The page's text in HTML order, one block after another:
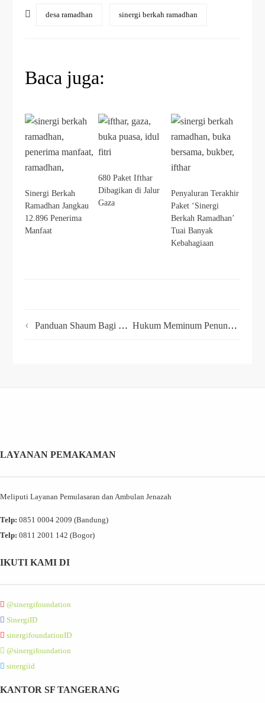
desa ramadhan sinergi berkah ramadhan
Baca juga:
Sinergi Berkah
Ramadhan Jangkau
12.896 Penerima
Manfaat
680 Paket Ifthar
Dibagikan di Jalur
Gaza
Penyaluran Terakhir
Paket ‘Sinergi
Berkah Ramadhan’
Tuai Banyak
Kebahagiaan
Panduan Shaum Bagi Penderita Sakit Jantung Hukum Meminum Penunda Haid Saat Ramadhan
LAYANAN PEMAKAMAN
Meliputi Layanan Pemulasaran dan Ambulan Jenazah
Telp: 0851 0004 2009 (Bandung)
Telp: 0811 2001 142 (Bogor)
IKUTI KAMI DI
@sinergifoundation
SinergiID
sinergifoundationID
@sinergifoundation
sinergiid
KANTOR SF TANGERANG